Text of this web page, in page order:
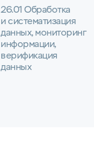
26.01 Обработка
и систематизация
данных, мониторинг
информации,
верификация
данных